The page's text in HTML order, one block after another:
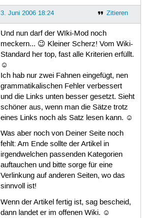
Zitieren
3. Juni 2006 18:24
Und nun darf der WIki-Mod noch
meckern... 😉 Kleiner Scherz! Vom Wiki-
Standard her top, fast alle Kriterien erfüllt.
☺
Ich hab nur zwei Fahnen eingefügt, nen
grammatikalischen Fehler verbessert
und die Links unten besser gesetzt. Sieht
schöner aus, wenn man die Sätze trotz
eines Links noch als Satz lesen kann. ☺
Was aber noch von Deiner Seite noch
fehlt: Am Ende sollte der Artikel in
irgendwelchen passenden Kategorien
auftauchen und bitte sorge für eine
Verlinkung auf anderen Seiten, wo das
sinnvoll ist!
Wenn der Artikel fertig ist, sag bescheid,
dann landet er im offenen Wiki. ☺